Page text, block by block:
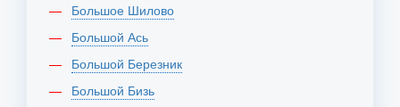
Большое Шилово
Большой Ась
Большой Березник
Большой Бизь